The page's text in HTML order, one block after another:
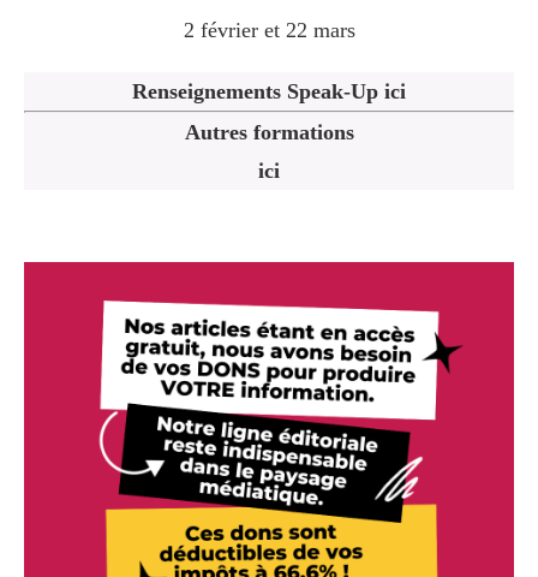
2 février et 22 mars
Renseignements Speak-Up ici
Autres formations
ici